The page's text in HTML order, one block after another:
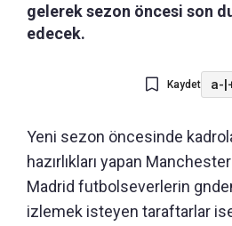
gelerek sezon öncesi son
edecek.
Kaydet a-|
Yeni sezon öncesinde
hazırlıkları yapan
Madrid futbolseverlerin
izlemek isteyen taraftarlar